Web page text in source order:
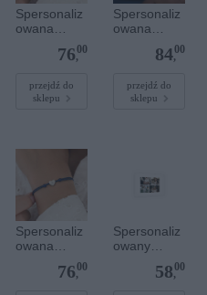
Spersonaliz
owana
bransoletka
sznurkowa -
Złote kółko
76,
00
przejdź do
sklepu
Spersonaliz
owana
bransoletka
szlachetnym
i - Szary - M
84,
00
przejdź do
sklepu
Spersonaliz
owana
bransoletka
sznurkowa -
76,
00
Spersonaliz
owany
plakat - 30 x
58,
00